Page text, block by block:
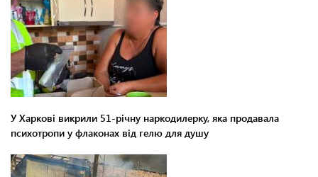
У Харкові викрили 51-річну наркодилерку, яка продавала
психотропи у флаконах від гелю для душу